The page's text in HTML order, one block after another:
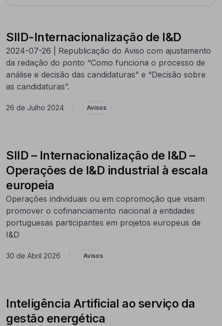
SIID-Internacionalização de I&D
2024-07-26 | Republicação do Aviso com ajustamento
da redação do ponto “Como funciona o processo de
análise e decisão das candidaturas” e “Decisão sobre
as candidaturas”.
26 de Julho 2024 Avisos
SIID – Internacionalização de I&D –
Operações de I&D industrial à escala
europeia
Operações individuais ou em copromoção que visam
promover o cofinanciamento nacional a entidades
portuguesas participantes em projetos europeus de
I&D
30 de Abril 2026 Avisos
Inteligência Artificial ao serviço da
gestão energética